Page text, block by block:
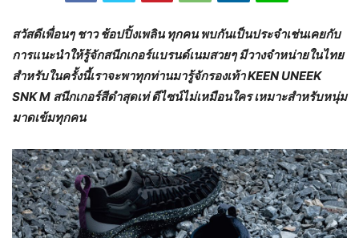
สวัสดีเพื่อนๆ ชาว ช้อปปิ้งเพลิน ทุกคน พบกันเป็นประจำเช่นเคยกับ
การแนะนำให้รู้จักสนีกเกอร์แบรนด์เนมสวยๆ มีวางจำหน่ายในไทย
สำหรับในครั้งนี้เราจะพาทุกท่านมารู้จักรองเท้า KEEN UNEEK
SNK M สนีกเกอร์สีดำสุดเท่ ดีไซน์ไม่เหมือนใคร เหมาะสำหรับหนุ่ม
มาดเข้มทุกคน